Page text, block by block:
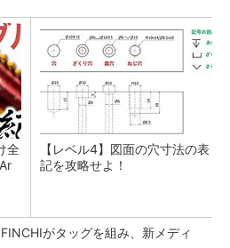
全
【レベル4】図面の穴寸法の表
記を攻略せよ！
がタッグを組み、新メディ